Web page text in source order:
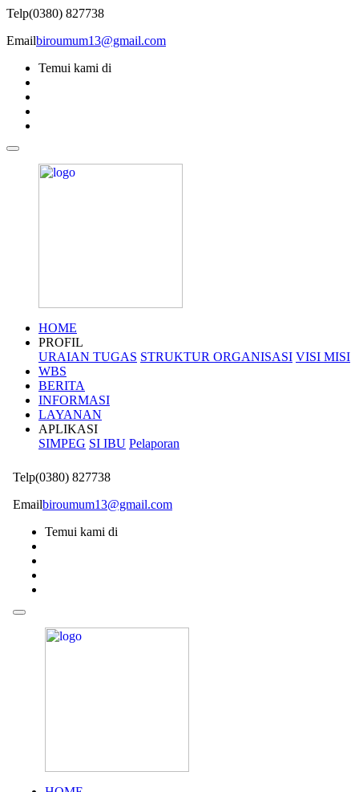
Telp(0380) 827738
Emailbiroumum13@gmail.com
Temui kami di
HOME
PROFIL
URAIAN TUGAS STRUKTUR ORGANISASI VISI MISI
WBS
BERITA
INFORMASI
LAYANAN
APLIKASI
SIMPEG SI IBU Pelaporan